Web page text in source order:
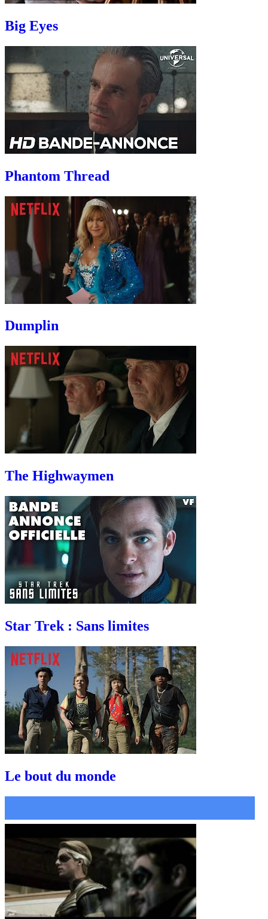
Big Eyes
Phantom Thread
Dumplin
The Highwaymen
Star Trek : Sans limites
Le bout du monde